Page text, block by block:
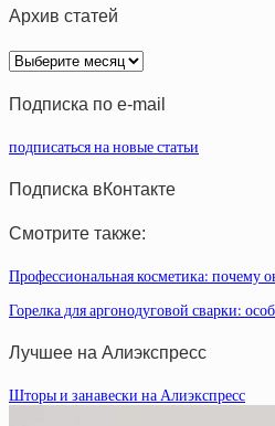
Архив статей
Архив
статей
Подписка по e-mail
подписаться на новые статьи
Подписка вКонтакте
Смотрите также:
Профессиональная косметика: почему
Горелка для аргонодуговой сварки:
Лучшее на Алиэкспресс
Шторы и занавески на Алиэкспресс